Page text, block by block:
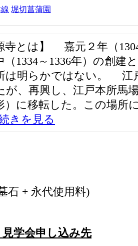
堀切菖蒲園
寺とは】 嘉元２年（
（1334～1336年）の創建
は明らかではない。 江
が、再興し、江戸本所馬
）に移転した。この場所
きを見る
石 + 永代使用料)
見学会申し込み先